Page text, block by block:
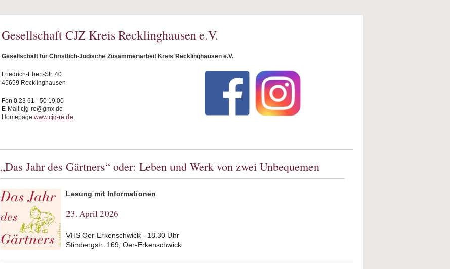
Gesellschaft CJZ Kreis Recklinghausen e.V.
Gesellschaft für Christlich-Jüdische Zusammenarbeit Kreis Recklinghausen e.V.
Friedrich-Ebert-Str. 40
45659 Recklinghausen
Fon 0 23 61 - 50 19 00
E-Mail cjg-re@gmx.de
Homepage www.cjg-re.de
„Das Jahr des Gärtners“ oder: Leben und Werk von zwei Unbequemen
Lesung mit Informationen
23. April 2026
VHS Oer-Erkenschwick - 18.30 Uhr
Stimbergstr. 169, Oer-Erkenschwick